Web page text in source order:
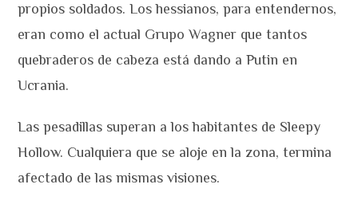
propios soldados. Los hessianos, para entendernos,
eran como el actual Grupo Wagner que tantos
quebraderos de cabeza está dando a Putin en
Ucrania.
Las pesadillas superan a los habitantes de Sleepy
Hollow. Cualquiera que se aloje en la zona, termina
afectado de las mismas visiones.